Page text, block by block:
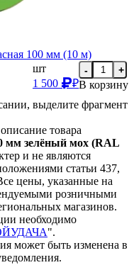
100 мм (10 м)
шт
1 500
₽
- +
В корзину
выделите фрагмент
товара
мм зелёный мох (RAL
и не являются
статьи 437,
цены, указанные на
розничными
магазинов.
необходимо
".
может быть изменена в